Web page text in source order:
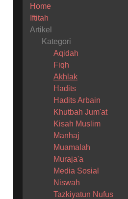
Home
Iftitah
Artikel
Kategori
Aqidah
Fiqh
Akhlak
Hadits
Hadits Arbain
Khutbah Jum'at
Kisah Muslim
Manhaj
Muamalah
Muraja'a
Media Sosial
Niswah
Tazkiyatun Nufus